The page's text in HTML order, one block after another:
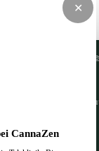
Nur notwendige
zu sehen, was hier
Nichts Persönliches,
Gewähr. Kein
✕
CannaZen